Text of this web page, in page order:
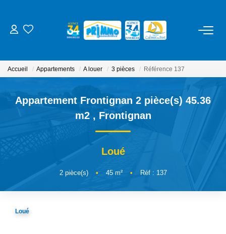
ESTIMER
NOS SERVICES
Accueil Appartements A louer 3 pièces Référence 137
Appartement Frontignan 2 pièce(s) 45.36
m2 , Frontignan
Loué
2pièce(s) • 45m² • Réf : 137
Loué